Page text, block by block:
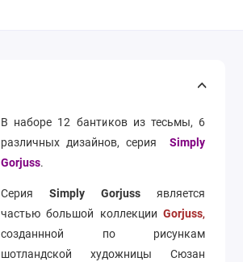
В наборе 12 бантиков из тесьмы, 6
различных дизайнов, серия Simply
Gorjuss.
Серия Simply Gorjuss является
частью большой коллекции Gorjuss,
созданнной по рисункам
шотландской художницы Сюзан